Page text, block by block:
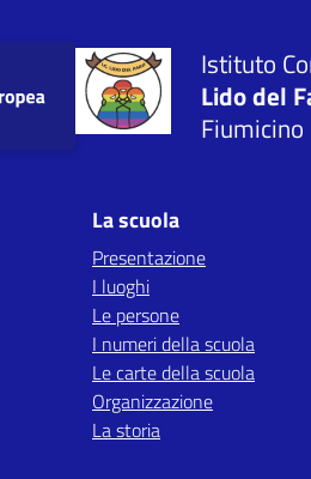
Istituto
Lido del
Fiumicino
La scuola
Presentazione
I luoghi
Le persone
I numeri della scuola
Le carte della scuola
Organizzazione
La storia